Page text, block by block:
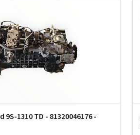
9S-1310 TD - 81320046176 -